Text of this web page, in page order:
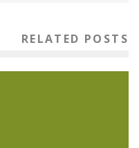
RELATED POSTS